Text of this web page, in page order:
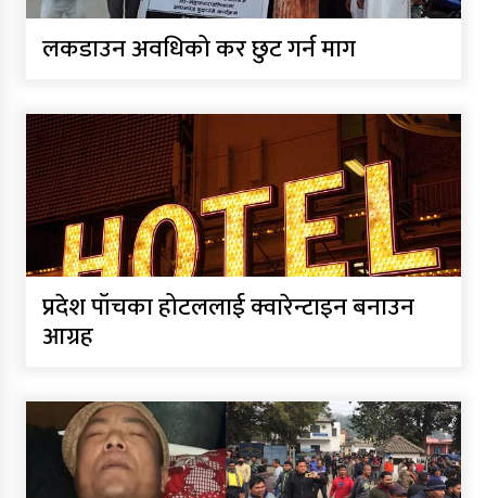
लकडाउन अवधिको कर छुट गर्न माग
प्रदेश पाँचका होटललाई क्वारेन्टाइन बनाउन
आग्रह